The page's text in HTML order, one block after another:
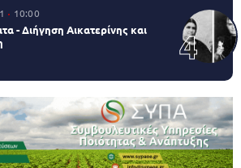
10:00
- Διήγηση Αικατερίνης και